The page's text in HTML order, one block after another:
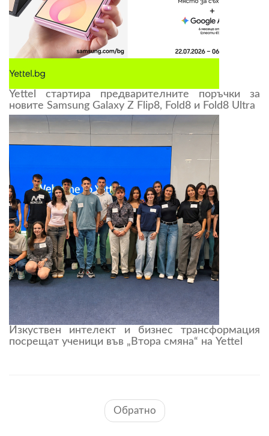
Yettel стартира предварителните поръчки за
новите Samsung Galaxy Z Flip8, Fold8 и Fold8 Ultra
Изкуствен интелект и бизнес трансформация
посрещат ученици във „Втора смяна“ на Yettel
Обратно